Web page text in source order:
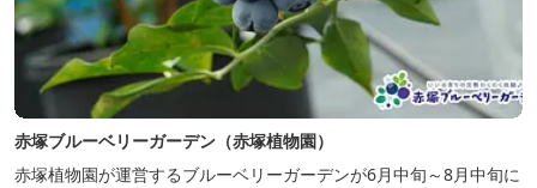
赤塚ブルーベリーガーデン（赤塚植物園）
赤塚植物園が運営するブルーベリーガーデンが6月中旬～8月中旬に